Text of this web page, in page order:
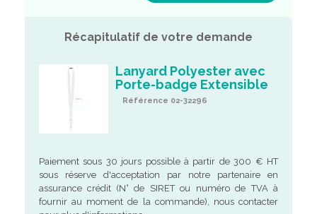
Récapitulatif de votre demande
Lanyard Polyester avec
Porte-badge Extensible
Référence 02-32296
Paiement sous 30 jours possible à partir de 300 € HT
sous réserve d'acceptation par notre partenaire en
assurance crédit (N° de SIRET ou numéro de TVA à
fournir au moment de la commande), nous contacter